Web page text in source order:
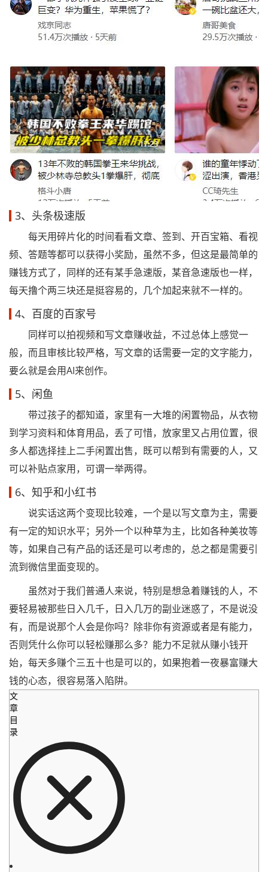
3、头条极速版
每天用碎片化的时间看看文章、签到、开百宝箱、看视
频、答题等都可以获得小奖励，虽然不多，但这是最简单的
赚钱方式了，同样的还有某手急速版，某音急速版也一样，
每天撸个两三块还是挺容易的，几个加起来就不一样的。
4、百度的百家号
同样可以拍视频和写文章赚收益，不过总体上感觉一
般，而且审核比较严格，写文章的话需要一定的文字能力，
要么就是会用AI来创作。
5、闲鱼
带过孩子的都知道，家里有一大堆的闲置物品，从衣物
到学习资料和体育用品，丢了可惜，放家里又占用位置，很
多人都选择挂上二手闲置出售，既可以帮到有需要的人，又
可以补贴点家用，可谓一举两得。
6、知乎和小红书
说实话这两个变现比较难，一个是以写文章为主，需要
有一定的知识水平；另外一个以种草为主，比如各种美妆等
等，如果自己有产品的话还是可以考虑的，总之都是需要引
流到微信里面变现的。
虽然对于我们普通人来说，特别是想急着赚钱的人，不
要轻易被那些日入几千，日入几万的副业迷惑了，不是说没
有，而是说那个人会是你吗？除非你有资源或者是有能力，
否则凭什么你可以轻松赚那么多？能力不足就从赚小钱开
始，每天多赚个三五十也是可以的，如果抱着一夜暴富赚大
钱的心态，很容易落入陷阱。
文
章
目
录